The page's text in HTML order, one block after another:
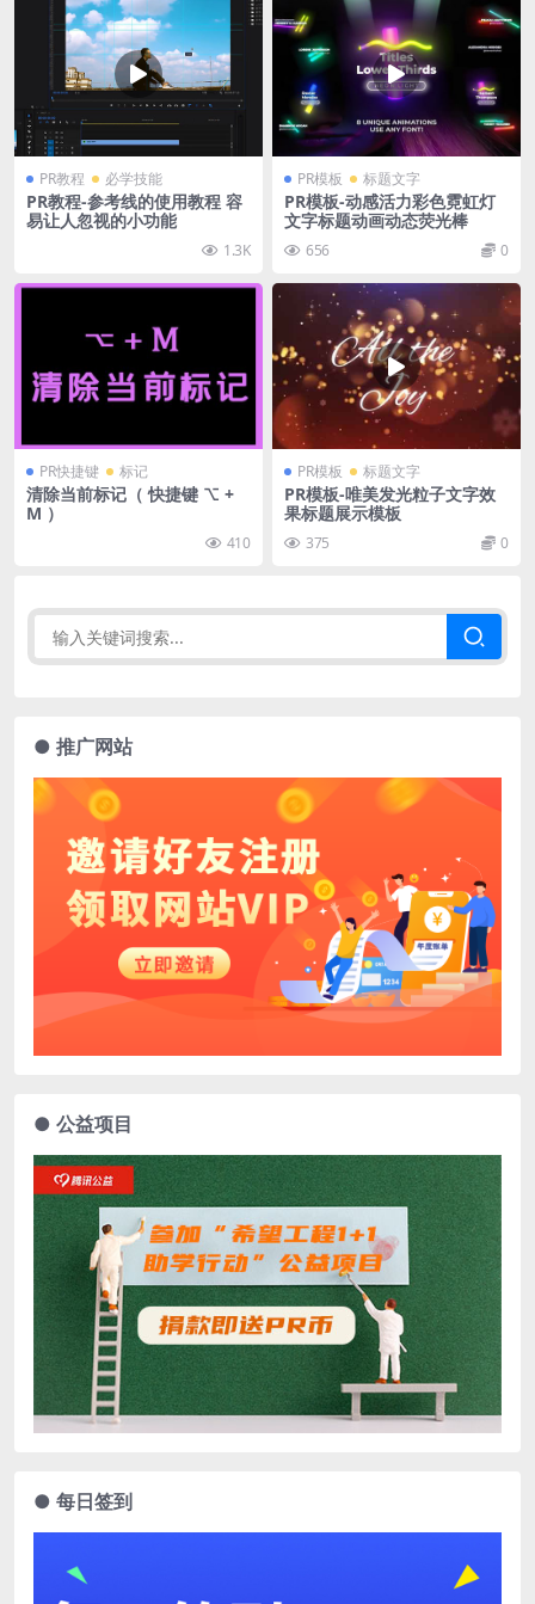
PR教程 必学技能
PR教程-参考线的使用教程 容
易让人忽视的小功能
1.3K
PR模板 标题文字
PR模板-动感活力彩色霓虹灯
文字标题动画动态荧光棒
656 0
PR快捷键 标记
清除当前标记（ 快捷键 ⌥ +
M ）
410
PR模板 标题文字
PR模板-唯美发光粒子文字效
果标题展示模板
375 0
● 推广网站
● 公益项目
● 每日签到